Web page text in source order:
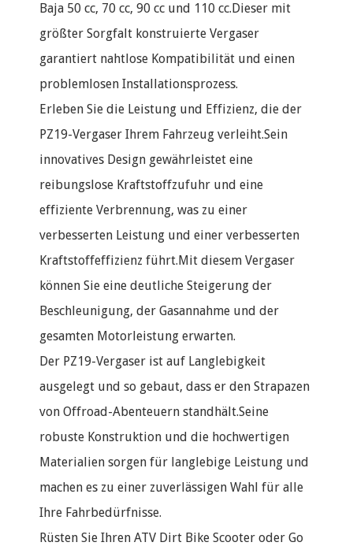
Baja 50 cc, 70 cc, 90 cc und 110 cc.Dieser mit
größter Sorgfalt konstruierte Vergaser
garantiert nahtlose Kompatibilität und einen
problemlosen Installationsprozess.
Erleben Sie die Leistung und Effizienz, die der
PZ19-Vergaser Ihrem Fahrzeug verleiht.Sein
innovatives Design gewährleistet eine
reibungslose Kraftstoffzufuhr und eine
effiziente Verbrennung, was zu einer
verbesserten Leistung und einer verbesserten
Kraftstoffeffizienz führt.Mit diesem Vergaser
können Sie eine deutliche Steigerung der
Beschleunigung, der Gasannahme und der
gesamten Motorleistung erwarten.
Der PZ19-Vergaser ist auf Langlebigkeit
ausgelegt und so gebaut, dass er den Strapazen
von Offroad-Abenteuern standhält.Seine
robuste Konstruktion und die hochwertigen
Materialien sorgen für langlebige Leistung und
machen es zu einer zuverlässigen Wahl für alle
Ihre Fahrbedürfnisse.
Rüsten Sie Ihren ATV Dirt Bike Scooter oder Go